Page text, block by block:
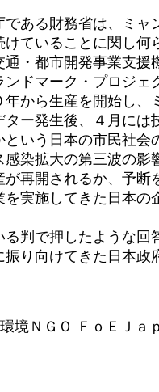
ある財務省は、ミャ
ていることに関し何
・都市開発事業支援
ドマーク・プロジ
から生産を開始し、
ー発生後、４月に
いう日本の市民社
染拡大の第三波の
再開されるか、予断
実施してきた日本の
判で押したような回
り向けてきた日本
境ＮＧＯ ＦｏＥＪ